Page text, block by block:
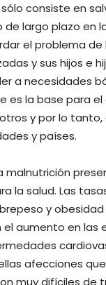
consiste en
largo plazo en
el problema de
y sus hijos e
a necesidades
es la base para
y por lo tanto,
y países.
malnutrición
la salud. Las
y
el aumento en las
afecciones
muy difíciles de